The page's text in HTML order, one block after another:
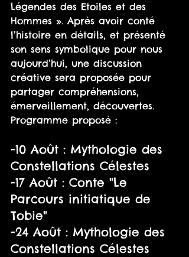
Légendes des Etoiles et des
Hommes ». Après avoir conté
l’histoire en détails, et présenté
son sens symbolique pour nous
aujourd’hui, une discussion
créative sera proposée pour
partager compréhensions,
émerveillement, découvertes.
Programme proposé :
-10 Août : Mythologie des
Constellations Célestes
-17 Août : Conte "Le
Parcours initiatique de
Tobie"
-24 Août : Mythologie des
Constellations Célestes